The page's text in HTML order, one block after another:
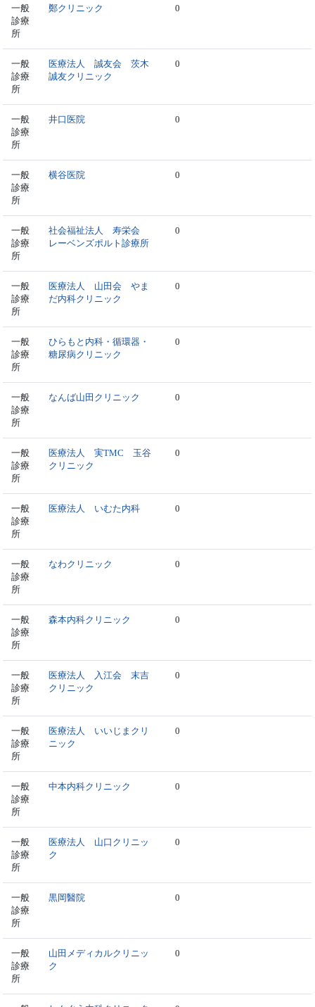
一般
診療
所
鄭クリニック 0
一般
診療
所
医療法人 誠友会 茨木
誠友クリニック
0
一般
診療
所
井口医院 0
一般
診療
所
横谷医院 0
一般
診療
所
社会福祉法人 寿栄会
レーベンズポルト診療所
0
一般
診療
所
医療法人 山田会 やま
だ内科クリニック
0
一般
診療
所
ひらもと内科・循環器・
糖尿病クリニック
0
一般
診療
所
なんば山田クリニック 0
一般
診療
所
医療法人 実TMC 玉谷
クリニック
0
一般
診療
所
医療法人 いむた内科 0
一般
診療
所
なわクリニック 0
一般
診療
所
森本内科クリニック 0
一般
診療
所
医療法人 入江会 末吉
クリニック
0
一般
診療
所
医療法人 いいじまクリ
ニック
0
一般
診療
所
中本内科クリニック 0
一般
診療
所
医療法人 山口クリニッ
ク
0
一般
診療
所
黒岡醫院 0
一般
診療
所
山田メディカルクリニッ
ク
0